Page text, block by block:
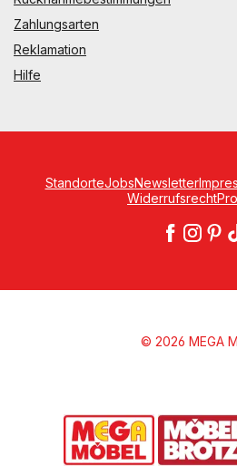
Zahlungsarten
Reklamation
Hilfe
StandorteJobsNewsletter
Widerrufsrecht
© 2026 MEGA